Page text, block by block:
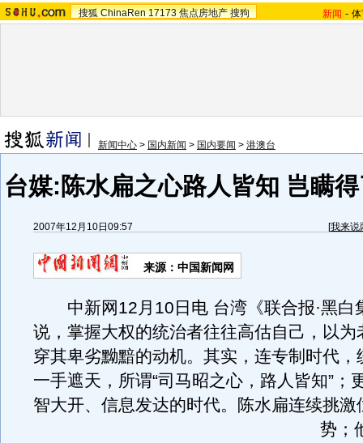
搜狐 ChinaRen 17173 焦点房地产 搜狗 新闻 -
新闻中心 > 国内新闻 > 国内要闻 > 港澳台
台媒:陈水扁之心路人皆知 岂瞒
2007年12月10日09:57 [我来说
来源：中国新闻网
中新网12月10日电 台湾《联合报·黑白
说，掌握大权的统治者往往高估自己，以为
穿其卑劣黝黯的动机。其实，连专制时代，
一手遮天，所谓“司马昭之心，路人皆知”；
智大开、信息发达的时代。 陈水扁连续挑激
势；